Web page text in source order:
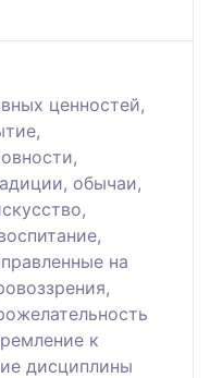
ценностей,
обычаи,
на
к
дисциплины